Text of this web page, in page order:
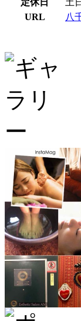
定休日
土
URL
八